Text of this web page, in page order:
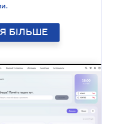
БІЛЬШЕ